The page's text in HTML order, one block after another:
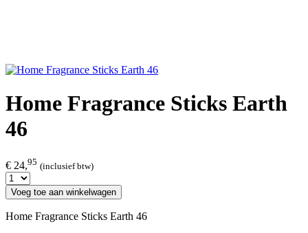
Home Fragrance Sticks Earth
46
€ 24,95 (inclusief btw)
Voeg toe aan winkelwagen
Home Fragrance Sticks Earth 46